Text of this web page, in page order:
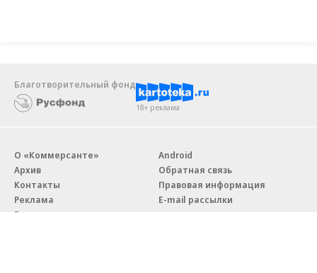
Благотворительный фонд
18+ реклама
О «Коммерсанте»
Архив
Контакты
Реклама
Вакансии
Android
Обратная связь
Правовая информация
E-mail рассылки